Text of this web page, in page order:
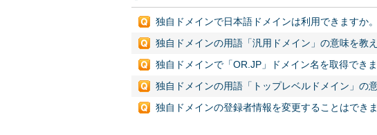
独自ドメインで日本語ドメインは利用できますか。
独自ドメインの用語「汎用ドメイン」の意味を教え
独自ドメインで「OR.JP」ドメイン名を取得できま
独自ドメインの用語「トップレベルドメイン」の
独自ドメインの登録者情報を変更することはできま